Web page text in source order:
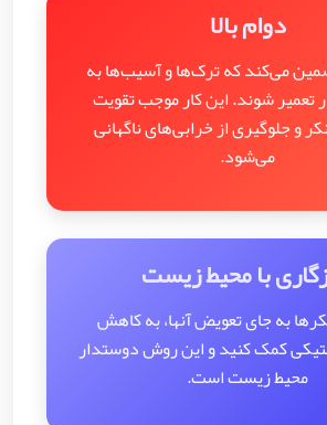
دوام بالا
می‌کند که ترک‌ها و آسیب‌ها به
تعمیر شوند. این کار موجب تقویت
و جلوگیری از خرابی‌های ناگهانی
می‌شود.
با محیط زیست
به جای تعویض آنها، به کاهش
کمک کنید و این روش دوستدار
محیط زیست است.